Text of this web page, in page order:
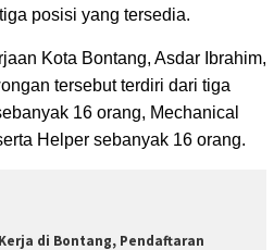
posisi yang tersedia.
Kota Bontang, Asdar Ibrahim,
tersebut terdiri dari tiga
16 orang, Mechanical
Helper sebanyak 16 orang.
di Bontang, Pendaftaran